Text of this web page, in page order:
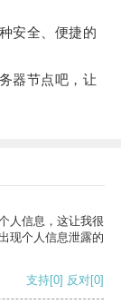
安全、便捷的
器节点吧，让
人信息，这让我很
现个人信息泄露的
支持[0] 反对[0]